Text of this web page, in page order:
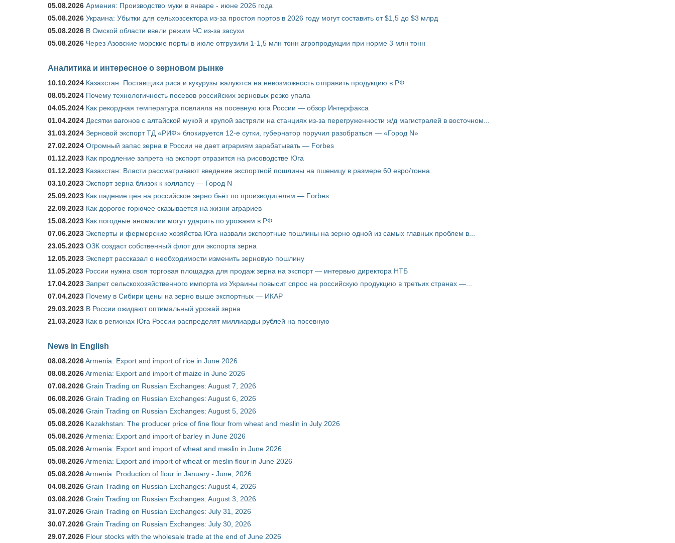
05.08.2026 Армения: Производство муки в январе - июне 2026 года
05.08.2026 Украина: Убытки для сельхозсектора из-за простоя портов в 2026 году могут составить от $1,5 до $3 млрд
05.08.2026 В Омской области ввели режим ЧС из-за засухи
05.08.2026 Через Азовские морские порты в июле отгрузили 1-1,5 млн тонн агропродукции при норме 3 млн тонн
Аналитика и интересное о зерновом рынке
10.10.2024 Казахстан: Поставщики риса и кукурузы жалуются на невозможность отправить продукцию в РФ
08.05.2024 Почему технологичность посевов российских зерновых резко упала
04.05.2024 Как рекордная температура повлияла на посевную юга России — обзор Интерфакса
01.04.2024 Десятки вагонов с алтайской мукой и крупой застряли на станциях из-за перегруженности ж/д магистралей в восточном...
31.03.2024 Зерновой экспорт ТД «РИФ» блокируется 12-е сутки, губернатор поручил разобраться — «Город N»
27.02.2024 Огромный запас зерна в России не дает аграриям зарабатывать — Forbes
01.12.2023 Как продление запрета на экспорт отразится на рисоводстве Юга
01.12.2023 Казахстан: Власти рассматривают введение экспортной пошлины на пшеницу в размере 60 евро/тонна
03.10.2023 Экспорт зерна близок к коллапсу — Город N
25.09.2023 Как падение цен на российское зерно бьёт по производителям — Forbes
22.09.2023 Как дорогое горючее сказывается на жизни аграриев
15.08.2023 Как погодные аномалии могут ударить по урожаям в РФ
07.06.2023 Эксперты и фермерские хозяйства Юга назвали экспортные пошлины на зерно одной из самых главных проблем в...
23.05.2023 ОЗК создаст собственный флот для экспорта зерна
12.05.2023 Эксперт рассказал о необходимости изменить зерновую пошлину
11.05.2023 России нужна своя торговая площадка для продаж зерна на экспорт — интервью директора НТБ
17.04.2023 Запрет сельскохозяйственного импорта из Украины повысит спрос на российскую продукцию в третьих странах —...
07.04.2023 Почему в Сибири цены на зерно выше экспортных — ИКАР
29.03.2023 В России ожидают оптимальный урожай зерна
21.03.2023 Как в регионах Юга России распределят миллиарды рублей на посевную
News in English
08.08.2026Armenia: Export and import of rice in June 2026
08.08.2026Armenia: Export and import of maize in June 2026
07.08.2026 Grain Trading on Russian Exchanges: August 7, 2026
06.08.2026 Grain Trading on Russian Exchanges: August 6, 2026
05.08.2026 Grain Trading on Russian Exchanges: August 5, 2026
05.08.2026 Kazakhstan: The producer price of fine flour from wheat and meslin in July 2026
05.08.2026Armenia: Export and import of barley in June 2026
05.08.2026Armenia: Export and import of wheat and meslin in June 2026
05.08.2026Armenia: Export and import of wheat or meslin flour in June 2026
05.08.2026Armenia: Production of flour in January - June, 2026
04.08.2026 Grain Trading on Russian Exchanges: August 4, 2026
03.08.2026 Grain Trading on Russian Exchanges: August 3, 2026
31.07.2026 Grain Trading on Russian Exchanges: July 31, 2026
30.07.2026 Grain Trading on Russian Exchanges: July 30, 2026
29.07.2026 Flour stocks with the wholesale trade at the end of June 2026